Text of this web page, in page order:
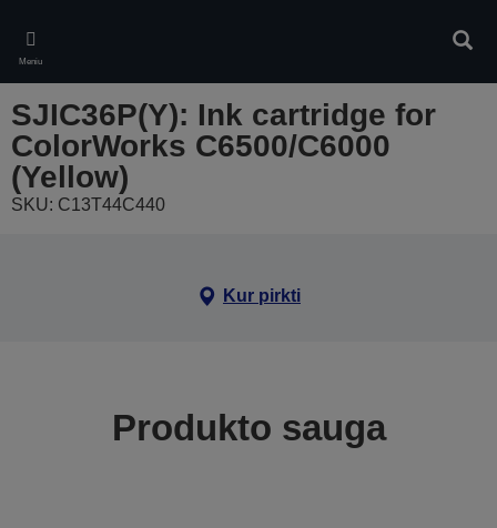
main
content
Meniu
SJIC36P(Y): Ink cartridge for
ColorWorks C6500/C6000
(Yellow)
SKU: C13T44C440
Kur pirkti
Produkto sauga